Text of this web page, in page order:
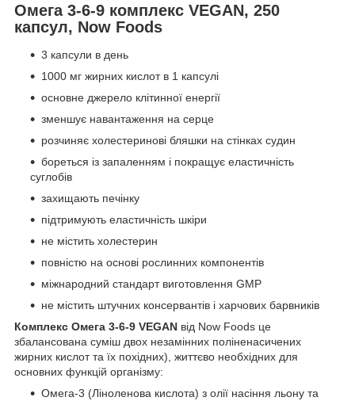
Омега 3-6-9 комплекс VEGAN, 250
капсул, Now Foods
3 капсули в день
1000 мг жирних кислот в 1 капсулі
основне джерело клітинної енергії
зменшує навантаження на серце
розчиняє холестеринові бляшки на стінках судин
бореться із запаленням і покращує еластичність
суглобів
захищають печінку
підтримують еластичність шкіри
не містить холестерин
повністю на основі рослинних компонентів
міжнародний стандарт виготовлення GMP
не містить штучних консервантів і харчових барвників
Комплекс Омега 3-6-9 VEGAN від Now Foods це
збалансована суміш двох незамінних поліненасичених
жирних кислот та їх похідних), життєво необхідних для
основних функцій організму:
Омега-3 (Ліноленова кислота) з олії насіння льону та